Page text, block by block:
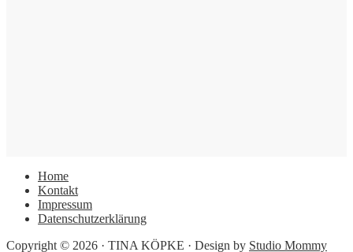
Home
Kontakt
Impressum
Datenschutzerklärung
Copyright © 2026 · TINA KÖPKE · Design by Studio Mommy